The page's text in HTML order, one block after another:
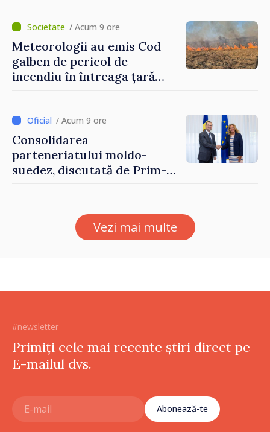
/ Acum 9 ore
Meteorologii au emis Cod
galben de pericol de
incendiu în întreaga țară
/ Acum 9 ore
Consolidarea
parteneriatului moldo-
suedez, discutată de Prim-
Petra Lärke
Vezi mai multe
#newsletter
Primiți cele mai recente știri direct pe
E-mailul dvs.
Abonează-te